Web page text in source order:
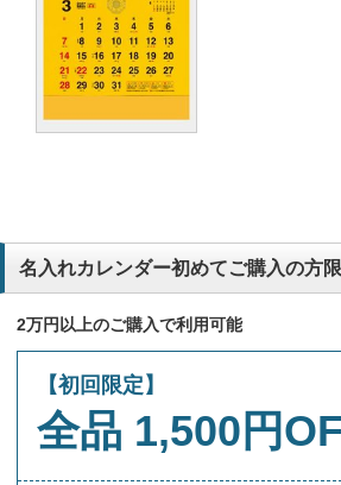
名入れカレンダー初めてご購入の方
2万円以上のご購入で利用可能
【初回限定】
全品 1,500円